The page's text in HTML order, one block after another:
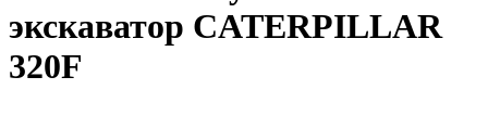
экскаватор CATERPILLAR
320F